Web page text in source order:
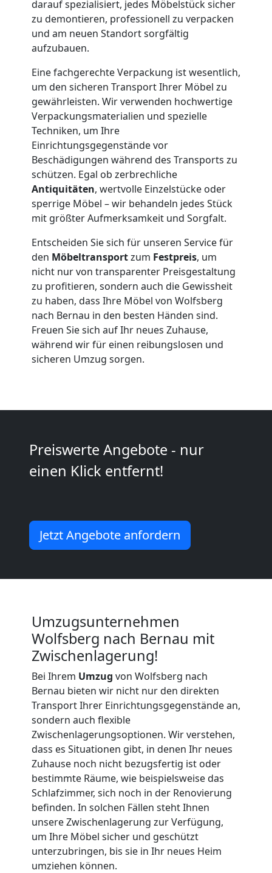
darauf spezialisiert, jedes Möbelstück sicher
zu demontieren, professionell zu verpacken
und am neuen Standort sorgfältig
aufzubauen.
Eine fachgerechte Verpackung ist wesentlich,
um den sicheren Transport Ihrer Möbel zu
gewährleisten. Wir verwenden hochwertige
Verpackungsmaterialien und spezielle
Techniken, um Ihre
Einrichtungsgegenstände vor
Beschädigungen während des Transports zu
schützen. Egal ob zerbrechliche
Antiquitäten, wertvolle Einzelstücke oder
sperrige Möbel – wir behandeln jedes Stück
mit größter Aufmerksamkeit und Sorgfalt.
Entscheiden Sie sich für unseren Service für
den Möbeltransportzum Festpreis, um
nicht nur von transparenter Preisgestaltung
zu profitieren, sondern auch die Gewissheit
zu haben, dass Ihre Möbel von Wolfsberg
nach Bernau in den besten Händen sind.
Freuen Sie sich auf Ihr neues Zuhause,
während wir für einen reibungslosen und
sicheren Umzug sorgen.
Preiswerte Angebote - nur
einen Klick entfernt!
Jetzt Angebote anfordern
Umzugsunternehmen
Wolfsberg nach Bernau mit
Zwischenlagerung!
Bei Ihrem Umzug von Wolfsberg nach
Bernau bieten wir nicht nur den direkten
Transport Ihrer Einrichtungsgegenstände an,
sondern auch flexible
Zwischenlagerungsoptionen. Wir verstehen,
dass es Situationen gibt, in denen Ihr neues
Zuhause noch nicht bezugsfertig ist oder
bestimmte Räume, wie beispielsweise das
Schlafzimmer, sich noch in der Renovierung
befinden. In solchen Fällen steht Ihnen
unsere Zwischenlagerung zur Verfügung,
um Ihre Möbel sicher und geschützt
unterzubringen, bis sie in Ihr neues Heim
umziehen können.
Lagerung
Wolfsberg
Full-
Service-
Umzug
Wolfsberg
Qualitäts-
Umzüge
Wolfsberg
Vereinsumzug
Anfrage
Möbeltransport
Möbeltransport
International
Beiladung
National
Beiladung
International
Internationaler
Umzug
Nationaler